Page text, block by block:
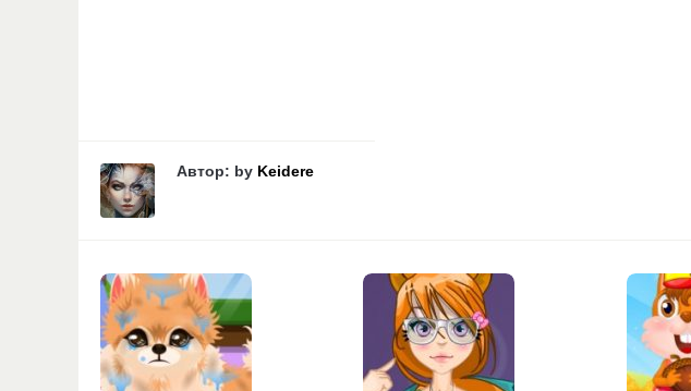
Автор: by Keidere